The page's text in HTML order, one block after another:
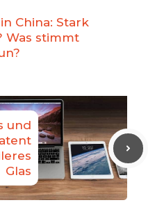
China: Stark
Was stimmt
und
Glas